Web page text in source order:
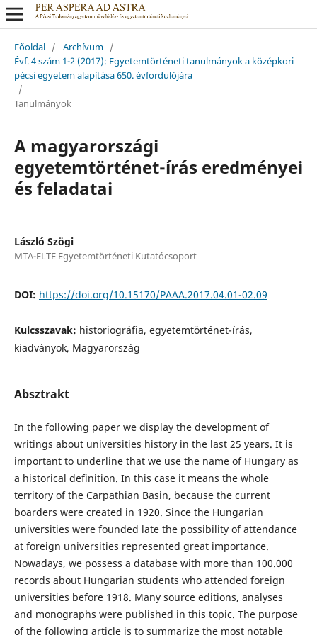
Főoldal / Archívum /
Évf. 4 szám 1-2 (2017): Egyetemtörténeti tanulmányok a középkori
pécsi egyetem alapítása 650. évfordulójára
/
Tanulmányok
A magyarországi
egyetemtörténet-írás eredményei
és feladatai
László Szögi
MTA-ELTE Egyetemtörténeti Kutatócsoport
DOI: https://doi.org/10.15170/PAAA.2017.04.01-02.09
Kulcsszavak: historiográfia, egyetemtörténet-írás,
kiadványok, Magyarország
Absztrakt
In the following paper we display the development of
writings about universities history in the last 25 years. It is
important to underline that we use the name of Hungary as
a historical definition. In this case it means the whole
territory of the Carpathian Basin, because the current
boarders were created in 1920. Since the Hungarian
universities were founded late the possibility of attendance
at foreign universities represented great importance.
Nowadays, we possess a database with more than 100.000
records about Hungarian students who attended foreign
universities before 1918. Many source editions, analyses
and monographs were published in this topic. The purpose
of the following article is to summarize the most notable